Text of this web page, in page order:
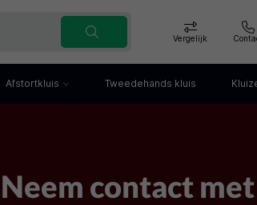
Vergelijk
Afstortkluis
Afstortkluis met kantelklep
Kassakluis
Tweedehands kluis
Neem contact